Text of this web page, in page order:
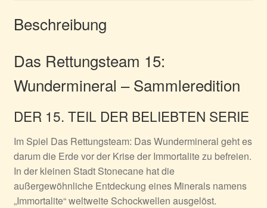
Beschreibung
Das Rettungsteam 15:
Wundermineral – Sammleredition
DER 15. TEIL DER BELIEBTEN SERIE
Im Spiel Das Rettungsteam: Das Wundermineral geht es
darum die Erde vor der Krise der Immortalite zu befreien.
In der kleinen Stadt Stonecane hat die
außergewöhnliche Entdeckung eines Minerals namens
„Immortalite“ weltweite Schockwellen ausgelöst.